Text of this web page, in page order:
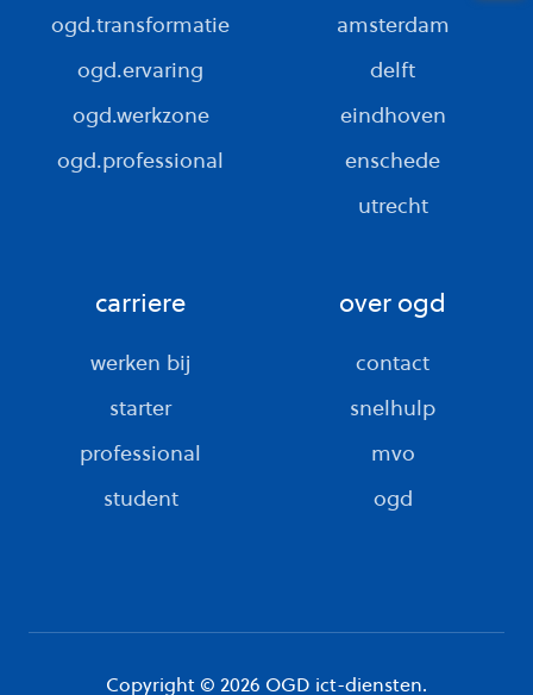
ogd.transformatie
ogd.ervaring
ogd.werkzone
ogd.professional
amsterdam
delft
eindhoven
enschede
utrecht
carriere
werken bij
starter
professional
student
over ogd
contact
snelhulp
mvo
ogd
Copyright © 2026 OGD ict-diensten.